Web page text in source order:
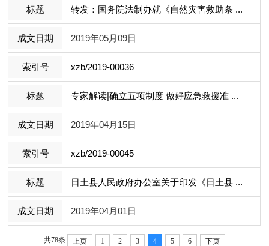
转发：国务院法制办就《自然灾害救助条 ...
2019年05月09日
xzb/2019-00036
专家解读|确立五项制度 做好应急救援准 ...
2019年04月15日
xzb/2019-00045
日土县人民政府办公室关于印发《日土县 ...
2019年04月01日
共78条 上页 1 2 3 4 5 6 下页